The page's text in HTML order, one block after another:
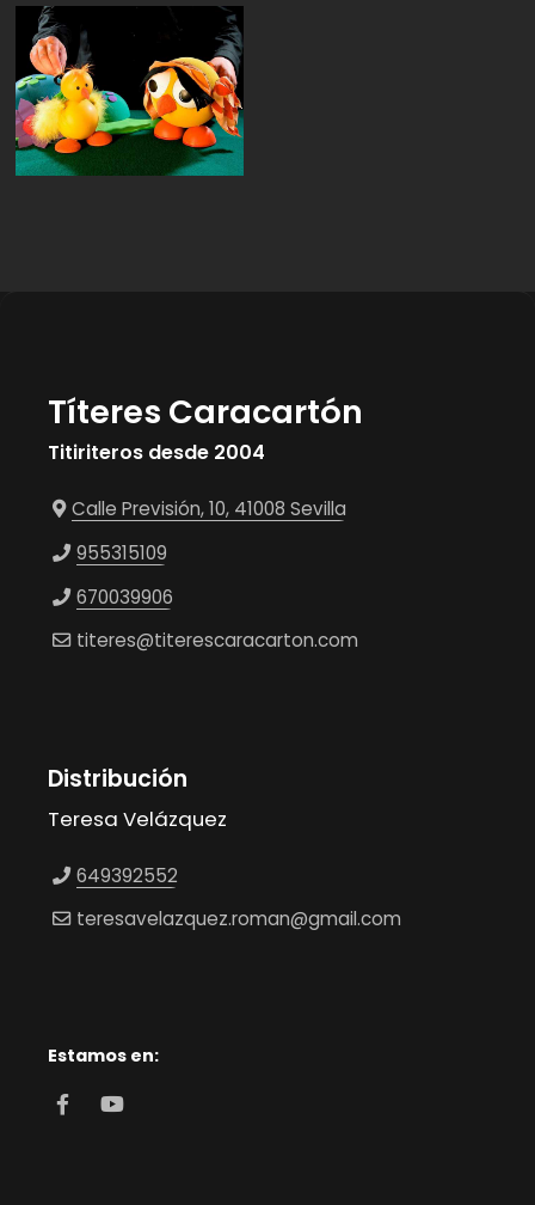
Títeres Caracartón
Titiriteros desde 2004
Calle Previsión, 10, 41008 Sevilla
955315109
670039906
titeres@titerescaracarton.com
Distribución
Teresa Velázquez
649392552
teresavelazquez.roman@gmail.com
Estamos en: